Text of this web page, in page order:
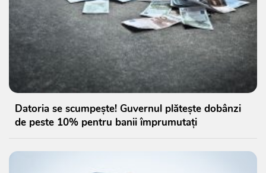
Datoria se scumpește! Guvernul plătește dobânzi
de peste 10% pentru banii împrumutați